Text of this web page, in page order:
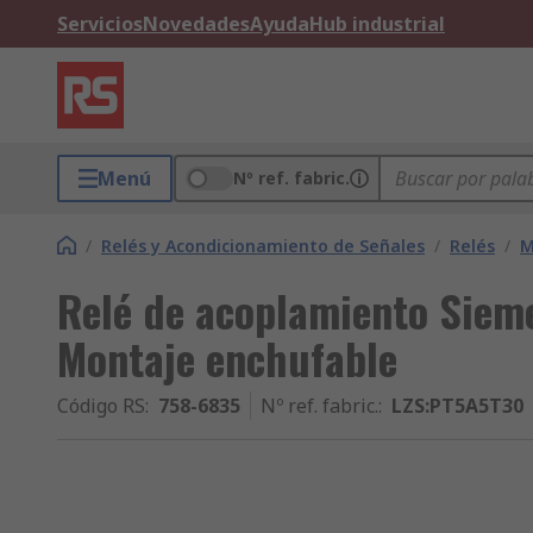
ServiciosNovedadesAyudaHub industrial
Menú Nº ref. fabric.
/ Relés y Acondicionamiento de Señales / Relés /
Relé de acoplamiento
Montaje enchufable
Código RS: 758-6835 Nº ref. fabric.: LZS:PT5A5T30